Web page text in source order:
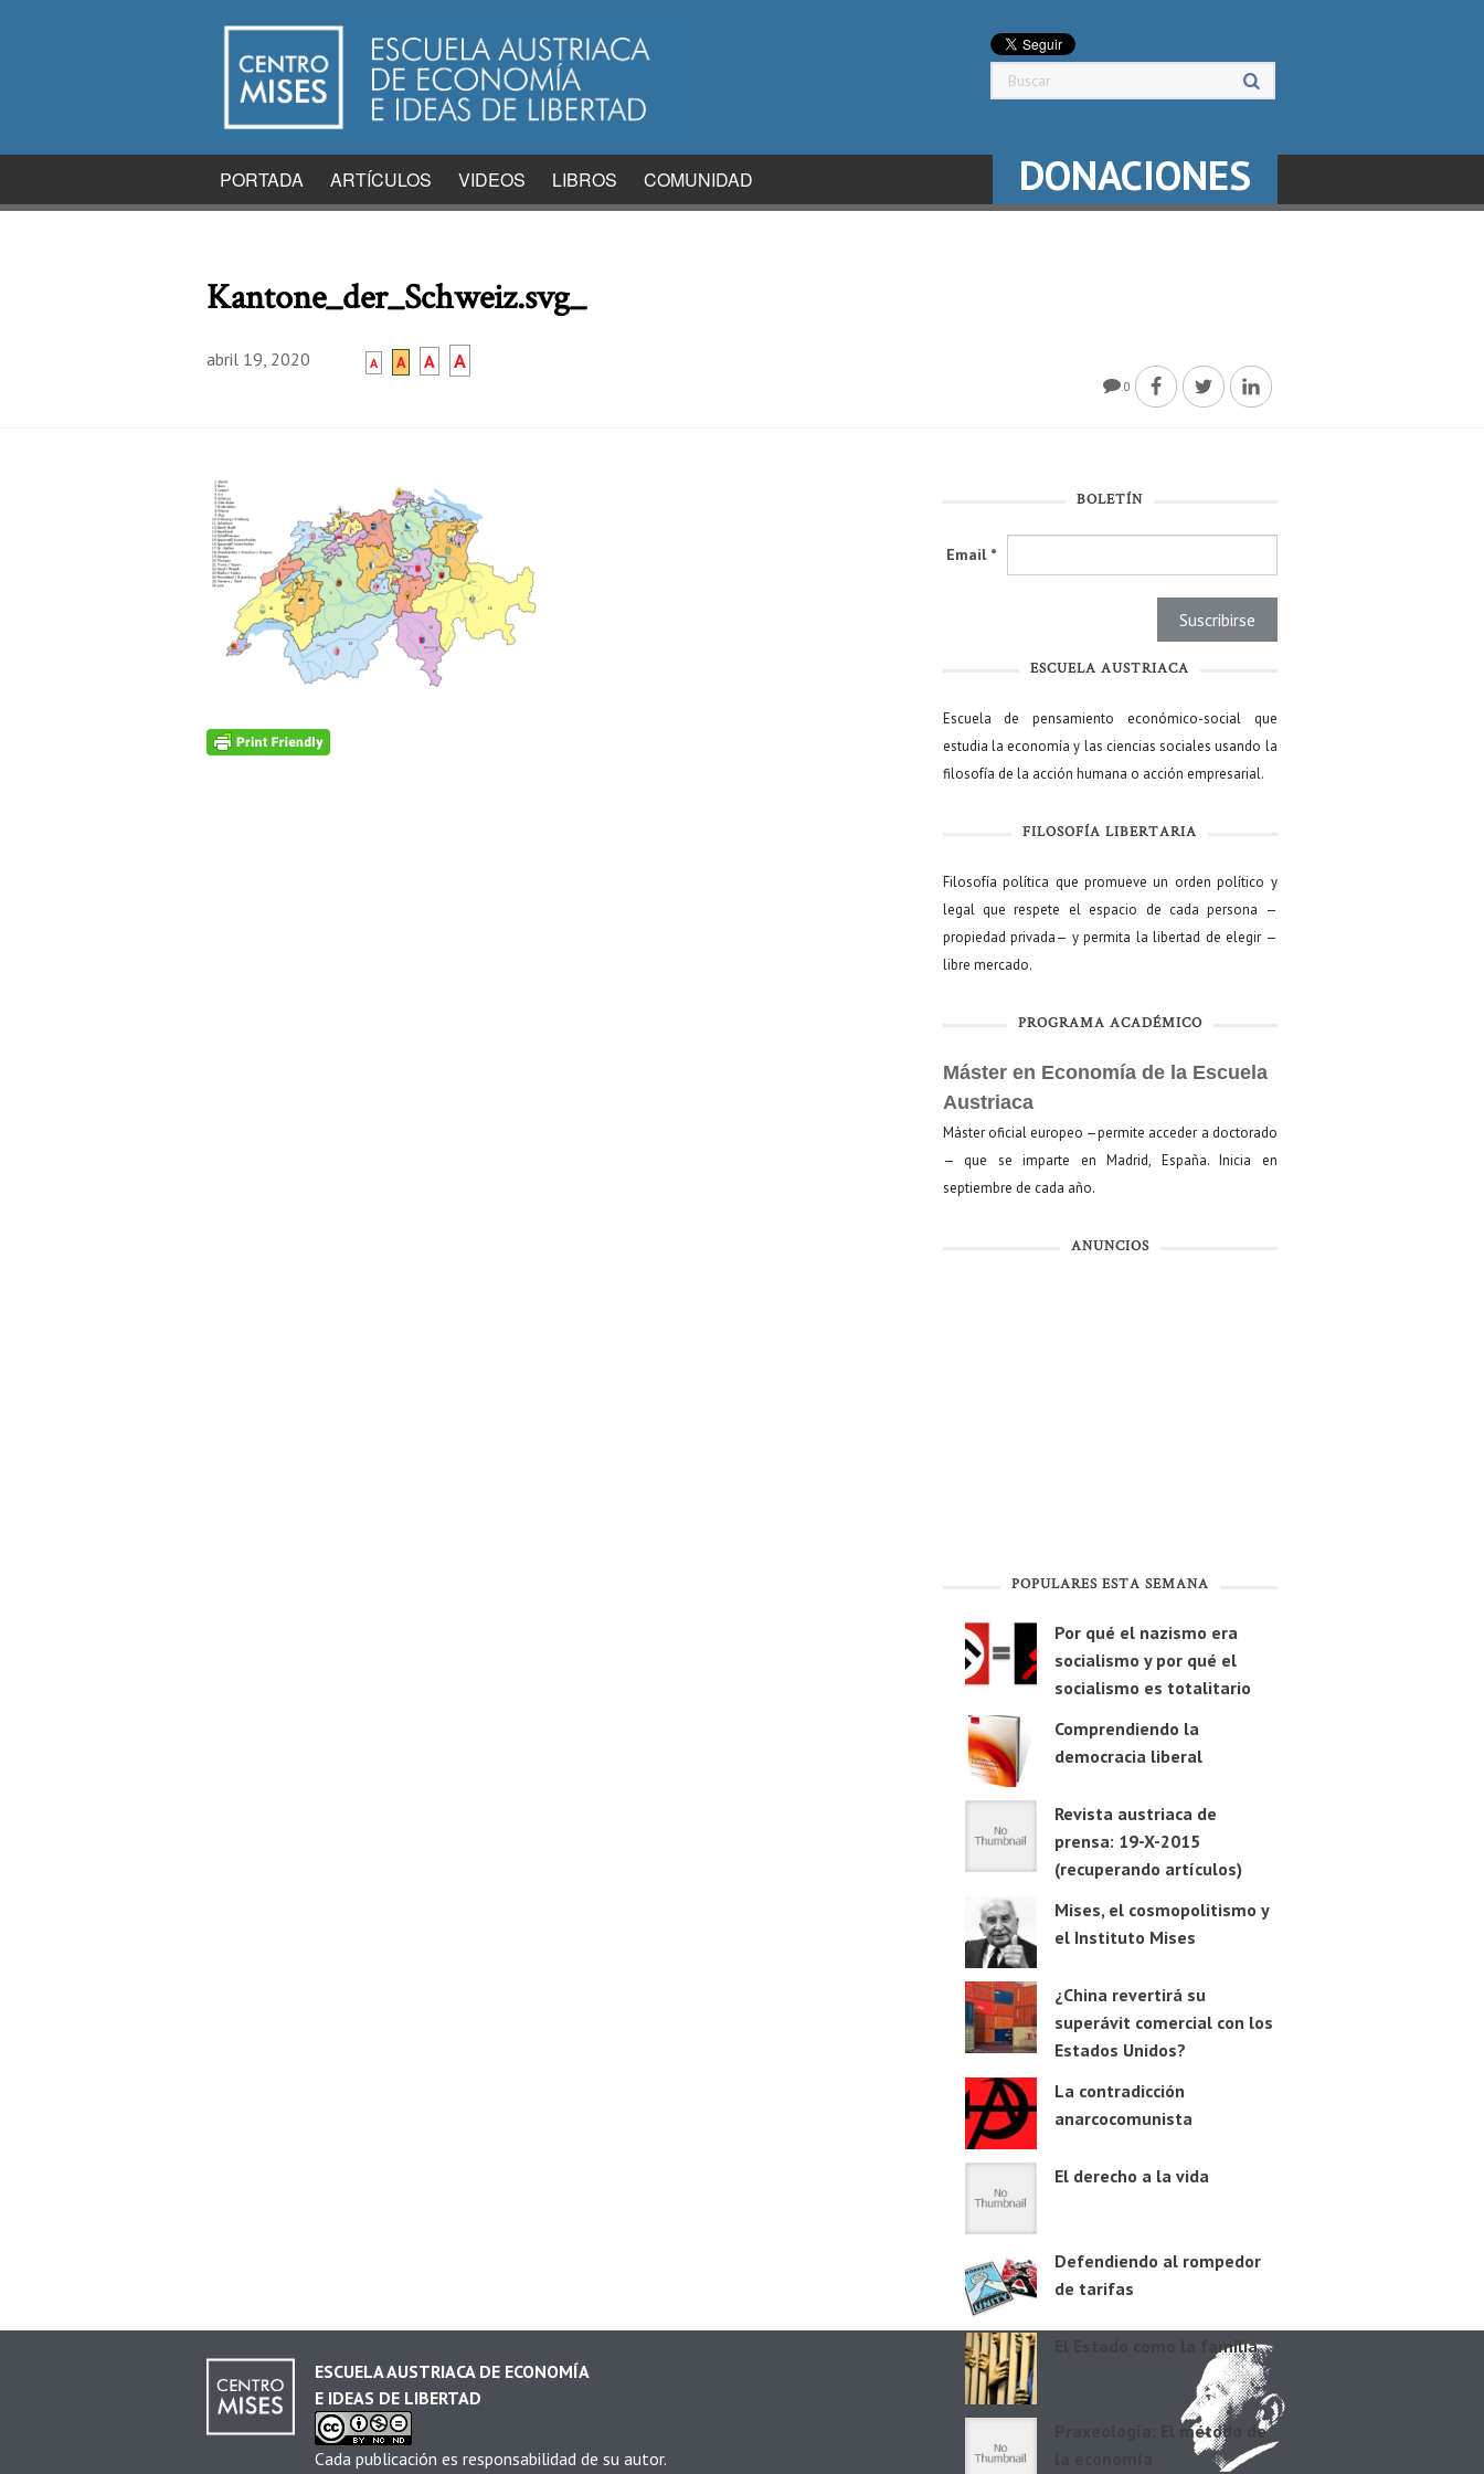
PORTADA ARTÍCULOS VIDEOS LIBROS COMUNIDAD DONACIONES
Kantone_der_Schweiz.svg_
abril 19, 2020 A A A A
0
BOLETÍN
Email *
ESCUELA AUSTRIACA
Escuela de pensamiento económico-social que
estudia la economía y las ciencias sociales usando la
filosofía de la acción humana o acción empresarial.
FILOSOFÍA LIBERTARIA
Filosofía política que promueve un orden político y
legal que respete el espacio de cada persona —
propiedad privada— y permita la libertad de elegir —
libre mercado.
PROGRAMA ACADÉMICO
Máster en Economía de la Escuela
Austriaca
Máster oficial europeo —permite acceder a doctorado
— que se imparte en Madrid, España. Inicia en
septiembre de cada año.
ANUNCIOS
POPULARES ESTA SEMANA
Por qué el nazismo era
socialismo y por qué el
socialismo es totalitario
Comprendiendo la
democracia liberal
Revista austriaca de
prensa: 19-X-2015
(recuperando artículos)
Mises, el cosmopolitismo y
el Instituto Mises
¿China revertirá su
superávit comercial con los
Estados Unidos?
La contradicción
anarcocomunista
El derecho a la vida
Defendiendo al rompedor
de tarifas
El Estado como la familia
Praxeología: El método de
ESCUELA AUSTRIACA DE ECONOMÍA
E IDEAS DE LIBERTAD
Cada publicación es responsabilidad de su autor.